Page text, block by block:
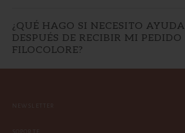
¿QUÉ HAGO SI NECESITO AYUDA
DESPUÉS DE RECIBIR MI PEDIDO
FILOCOLORE?